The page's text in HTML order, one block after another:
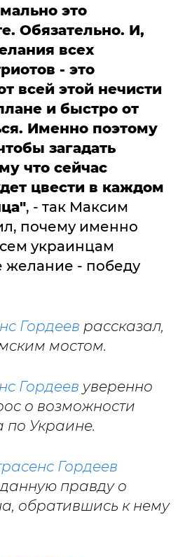
это
Обязательно. И,
всех
- это
всей этой нечисти
и быстро от
Именно поэтому
загадать
что сейчас
цвести в каждом
, - так Максим
почему именно
украинцам
желание - победу
Гордеев рассказал,
мостом.
Гордеев уверенно
о возможности
по Украине.
Гордеев
правду о
обратившись к нему